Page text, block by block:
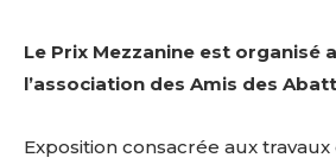
Le Prix Mezzanine est organisé
l’association des Amis des
Exposition consacrée aux